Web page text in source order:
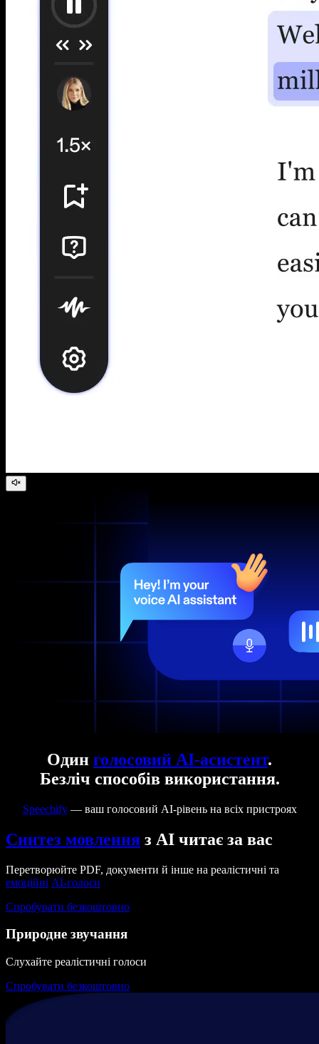
Один голосовий AI-асистент.
Безліч способів використання.
Speechify— ваш голосовий AI-рівень на всіх пристроях
Синтез мовлення з AI читає за вас
Перетворюйте PDF, документи й інше на реалістичні та
емоційні AI-голоси
Спробувати безкоштовно
Природне звучання
Слухайте реалістичні голоси
Спробувати безкоштовно